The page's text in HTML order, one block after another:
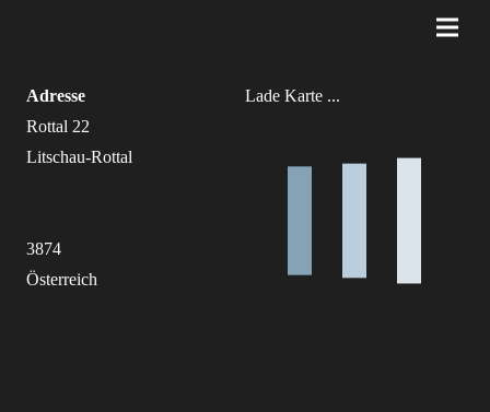
Lade Karte ...
Adresse
Rottal 22
Litschau-Rottal
3874
Österreich